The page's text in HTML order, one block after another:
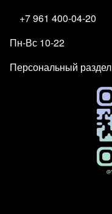
+7 961 400-04-20
Пн-Вс 10-22
Персональный раздел